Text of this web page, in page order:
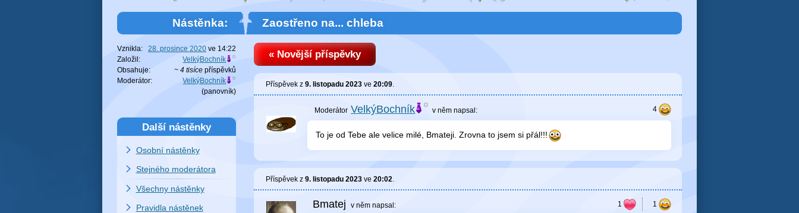
Zaostřeno na... chleba
« Novější příspěvky
Příspěvek z 9. listopadu 2023 ve 20:09.
VelkýBochník v němnapsal:
To je od Tebe ale velice milé, Bmateji. Zrovna to jsem si přál!!!
Příspěvek z 9. listopadu 2023 ve 20:02.
Bmatej v něm napsal:
Nástěnka:
Vznikla: 28. prosince 2020 ve 14:22
Založil:
VelkýBochník
Obsahuje:
~ 4 tisíce příspěvků
Moderátor:
VelkýBochník
(panovník)
Další nástěnky
Osobní nástěnky
Stejného moderátora
Všechny nástěnky
Pravidla nástěnek